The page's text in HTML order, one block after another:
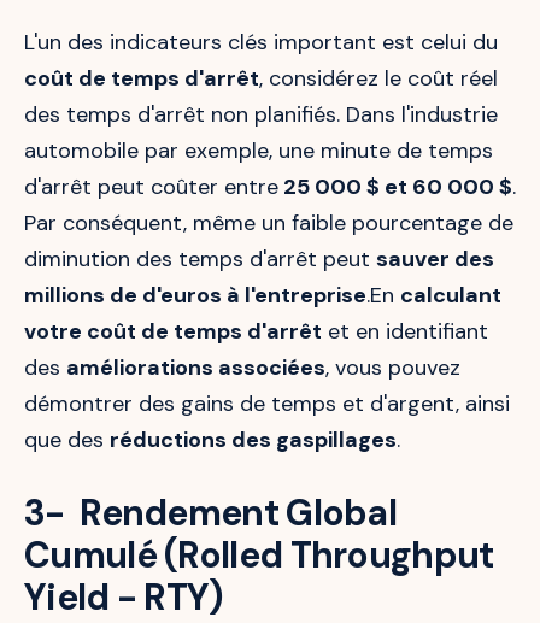
L'un des indicateurs clés important est celui du
coût de temps d'arrêt, considérez le coût réel
des temps d'arrêt non planifiés. Dans l'industrie
automobile par exemple, une minute de temps
d'arrêt peut coûter entre 25 000 $ et 60 000 $.
Par conséquent, même un faible pourcentage de
diminution des temps d'arrêt peut sauver des
millions de d'euros à l'entreprise.En calculant
votre coût de temps d'arrêt et en identifiant
des améliorations associées, vous pouvez
démontrer des gains de temps et d'argent, ainsi
que des réductions des gaspillages.
3- Rendement Global
Cumulé (Rolled Throughput
Yield - RTY)